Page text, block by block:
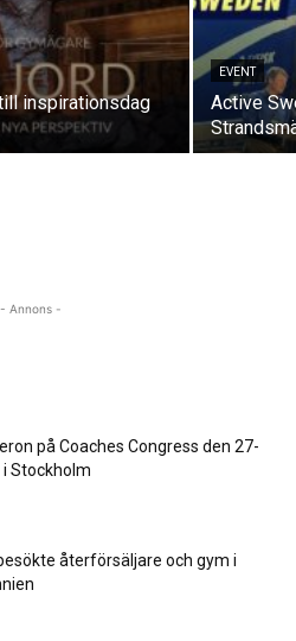
inspirationsdag
EVENT
Active
- Annons -
på Coaches Congress den 27-
Stockholm
återförsäljare och gym i